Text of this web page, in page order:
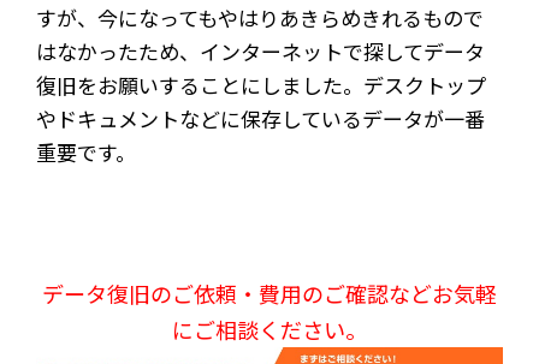
すが、今になってもやはりあきらめきれるもので
はなかったため、インターネットで探してデータ
復旧をお願いすることにしました。デスクトップ
やドキュメントなどに保存しているデータが一番
重要です。
データ復旧のご依頼・費用のご確認などお気軽
にご相談ください。